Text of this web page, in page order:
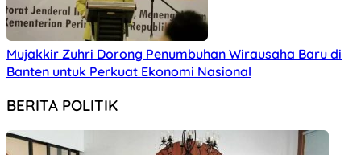
Mujakkir Zuhri Dorong Penumbuhan Wirausaha Baru di
Banten untuk Perkuat Ekonomi Nasional
BERITA POLITIK